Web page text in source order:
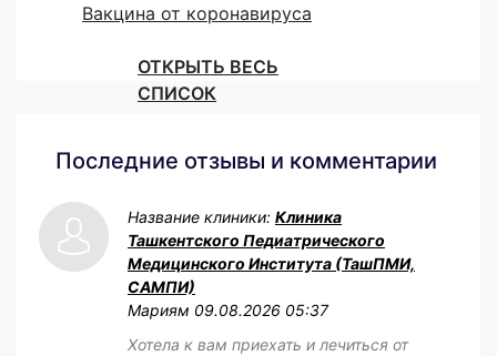
Вакцина от коронавируса
ОТКРЫТЬ ВЕСЬ
СПИСОК
Последние отзывы и комментарии
Название клиники: Клиника
Ташкентского Педиатрического
Медицинского Института (ТашПМИ,
САМПИ)
Мариям 09.08.2026 05:37
Хотела к вам приехать и лечиться от